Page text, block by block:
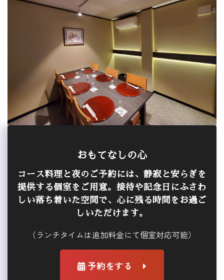
おもてなしの心
コース料理と夜のご予約には、静寂と安らぎを
提供する個室をご用意。接待や記念日にふさわ
しい落ち着いた空間で、心に残る時間をお過ご
しいただけます。
（ランチタイムは追加料金にて個室対応可能）
予約をする